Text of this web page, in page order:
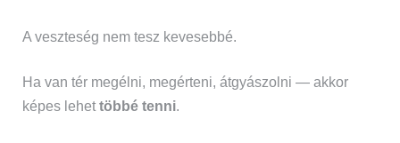
A veszteség nem tesz kevesebbé.
Ha van tér megélni, megérteni, átgyászolni — akkor
képes lehet többé tenni.